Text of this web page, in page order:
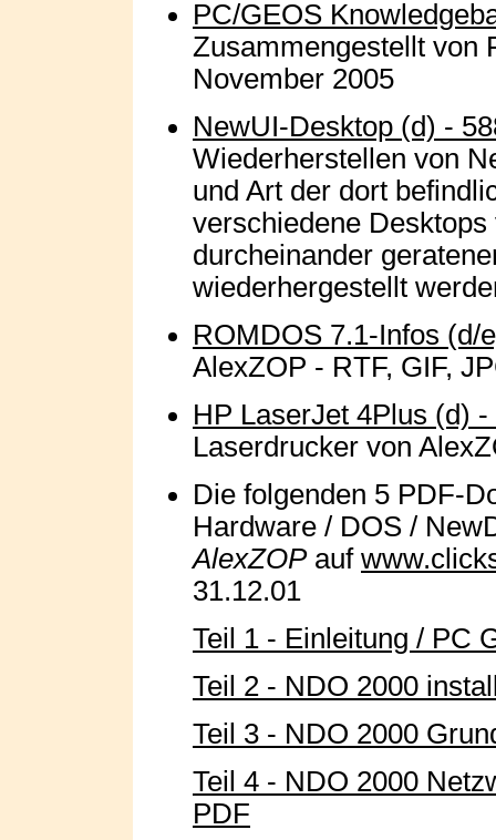
PC/GEOS
Zusammengestellt von
November 2005
NewUI-Desktop (d) -
Wiederherstellen von
und Art der dort
verschiedene
durcheinander
wiederhergestellt
ROMDOS 7.1-Infos (d/
AlexZOP - RTF, GIF,
HP LaserJet 4Plus (d) -
Laserdrucker von
Die folgenden 5 PDF-
Hardware / DOS /
AlexZOPauf
31.12.01
Teil 1 - Einleitung / PC
Teil 2 - NDO 2000
Teil 3 - NDO 2000
Teil 4 - NDO 2000
PDF